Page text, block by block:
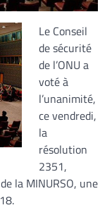
Le Conseil
de sécurité
de l’ONU a
voté à
l’unanimité,
ce vendredi,
la
résolution
2351,
la MINURSO, une